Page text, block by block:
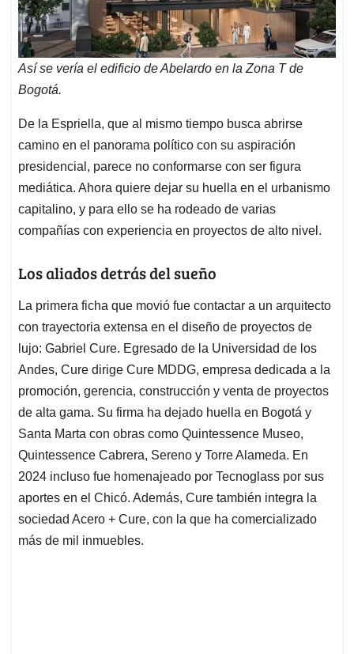
Así se vería el edificio de Abelardo en la Zona T de
Bogotá.
De la Espriella, que al mismo tiempo busca abrirse
camino en el panorama político con su aspiración
presidencial, parece no conformarse con ser figura
mediática. Ahora quiere dejar su huella en el urbanismo
capitalino, y para ello se ha rodeado de varias
compañías con experiencia en proyectos de alto nivel.
Los aliados detrás del sueño
La primera ficha que movió fue contactar a un arquitecto
con trayectoria extensa en el diseño de proyectos de
lujo: Gabriel Cure. Egresado de la Universidad de los
Andes, Cure dirige Cure MDDG, empresa dedicada a la
promoción, gerencia, construcción y venta de proyectos
de alta gama. Su firma ha dejado huella en Bogotá y
Santa Marta con obras como Quintessence Museo,
Quintessence Cabrera, Sereno y Torre Alameda. En
2024 incluso fue homenajeado por Tecnoglass por sus
aportes en el Chicó. Además, Cure también integra la
sociedad Acero + Cure, con la que ha comercializado
más de mil inmuebles.